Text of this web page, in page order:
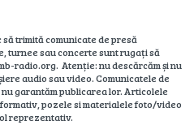
trimită comunicate de presă
turnee sau concerte sunt rugați să
radio.org. Atenție: nu descărcăm și nu
audio sau video. Comunicatele de
garantăm publicarea lor. Articolele
pozele si materialele foto/video
reprezentativ.